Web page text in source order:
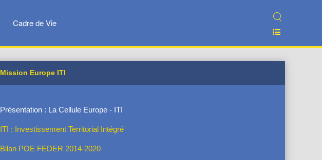
Cadre de Vie
Mission Europe ITI
Présentation : La Cellule Europe - ITI
ITI : Investissement Territorial Intégré
Bilan POE FEDER 2014-2020